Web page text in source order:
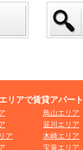
リアで賃貸アパー
ア
鳥山エリア
韮川エリア
木崎エリア
宝泉エリア